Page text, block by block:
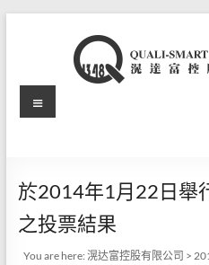
滉
富
控
股
Menu
於2014年1月22日舉
之投票結果
You are here:滉达富控股有限公司 >